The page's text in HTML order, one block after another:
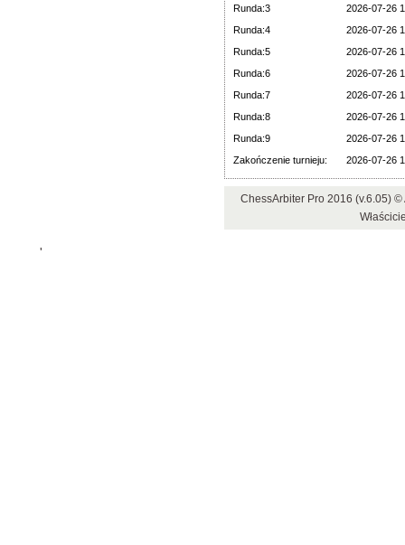
Runda:3
2026-07-26
Runda:4
2026-07-26
Runda:5
2026-07-26
Runda:6
2026-07-26
Runda:7
2026-07-26
Runda:8
2026-07-26
Runda:9
2026-07-26
Zakończenie turnieju:
2026-07-26
ChessArbiter Pro 2016 (v.6.05)
'